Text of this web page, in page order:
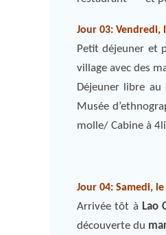
Jour 03: Vendredi,
Petit déjeuner et
village avec des
Déjeuner libre
Musée
molle/ Cabine à
Jour 04: Samedi,
Arrivée tôt à Lao
découverte du